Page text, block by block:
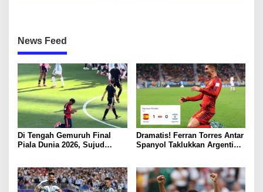
News Feed
Di Tengah Gemuruh Final
Piala Dunia 2026, Sujud
Dramatis! Ferran Torres Antar
Spanyol Taklukkan Argentina,